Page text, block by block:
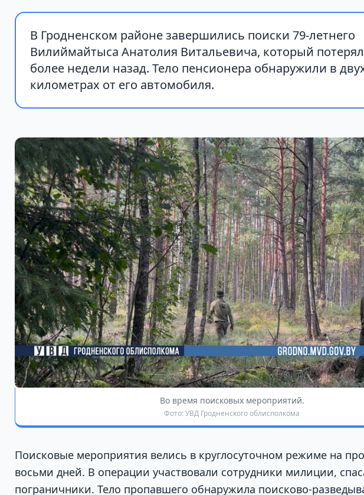
В Гродненском районе завершились поиски 79-летнего
Вилиймайтыса Анатолия Витальевича, который
более недели назад. Тело пенсионера обнаружили в
километрах от его автомобиля.
Во время поисковых мероприятий.
Фото: УВД Гродненского облисполкома
Поисковые мероприятия велись в круглосуточном режиме на
восьми дней. В операции участвовали сотрудники милиции,
пограничники. Тело пропавшего обнаружила поисково-